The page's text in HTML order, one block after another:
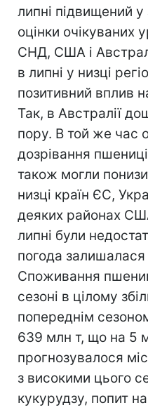
липні підвищений
оцінки очікуваних
СНД, США і
в липні у низці
позитивний вплив
Так, в Австралії
пору. В той же час
дозрівання
також могли
низці країн ЄС,
деяких районах
липні були
погода
Споживання
сезоні в цілому
попереднім
639 млн т, що на 5
прогнозувалося
з високими цього
кукурудзу, попит